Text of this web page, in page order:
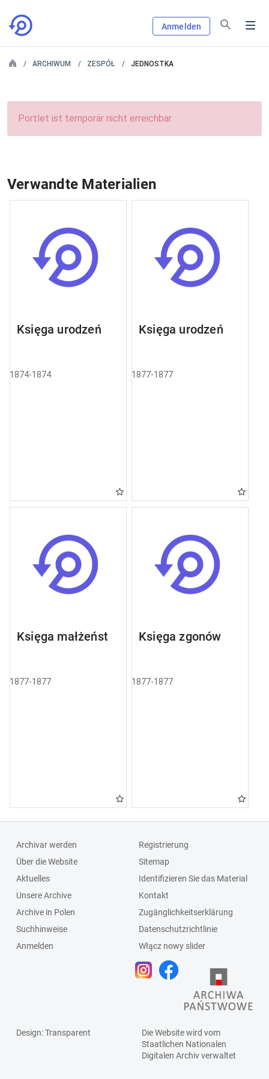
Anmelden
ARCHIWUM ZESPÓŁ JEDNOSTKA
Portlet ist temporär nicht erreichbar.
Verwandte Materialien
Księga urodzeń
1874-1874
Księga urodzeń
1877-1877
Księga małżeństw
1877-1877
Księga zgonów
1877-1877
Archivar werden
Über die Website
Aktuelles
Unsere Archive
Archive in Polen
Suchhinweise
Anmelden
Registrierung
Sitemap
Identifizieren Sie das Material
Kontakt
Zugänglichkeitserklärung
Datenschutzrichtlinie
Włącz nowy slider
Design: Transparent
Die Website wird vom
Staatlichen Nationalen
Digitalen Archivverwaltet